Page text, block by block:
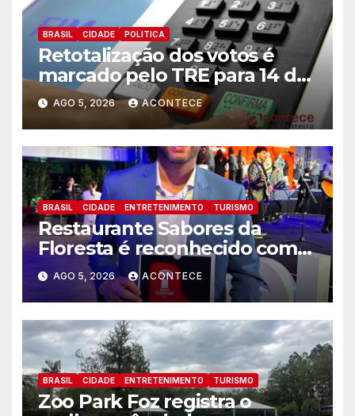
BRASIL CIDADE POLITICA
Retotalização dos votos é
marcado pelo TRE para 14 de
agosto
AGO 5, 2026 ACONTECE
BRASIL CIDADE ENTRETENIMENTO TURISMO
Restaurante Sabores da
Floresta é reconhecido como
um dos Lugares Imperdíveis
de Foz do Iguaçu
AGO 5, 2026 ACONTECE
BRASIL CIDADE ENTRETENIMENTO TURISMO
Zoo Park Foz registra o